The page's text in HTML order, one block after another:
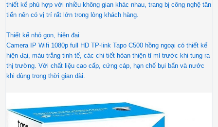
thiết kế phù hợp với nhiều không gian khác nhau, trang bị công nghệ tân
tiến nên có vị trí rất lớn trong lòng khách hàng.
Thiết kế nhỏ gọn, hiện đại
Camera IP Wifi 1080p full HD TP-link Tapo C500 hồng ngoại có thiết kế
hiện đại, màu trắng tinh tế, các chi tiết hòan thiện tỉ mỉ trước khi tung ra
thị trường. Với chất liệu cao cấp, cứng cáp, hạn chế bụi bẩn và nước
khi dùng trong thời gian dài.